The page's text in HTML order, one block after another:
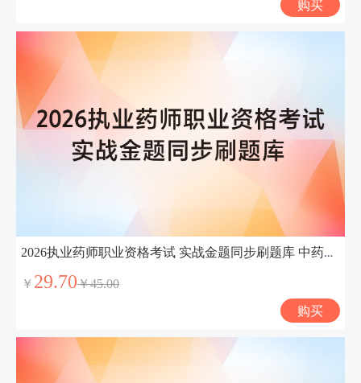
购买
2026执业药师职业资格考试 实战金题同步刷题库 中药学专业知识（一）
￥ 29.70￥45.00
购买